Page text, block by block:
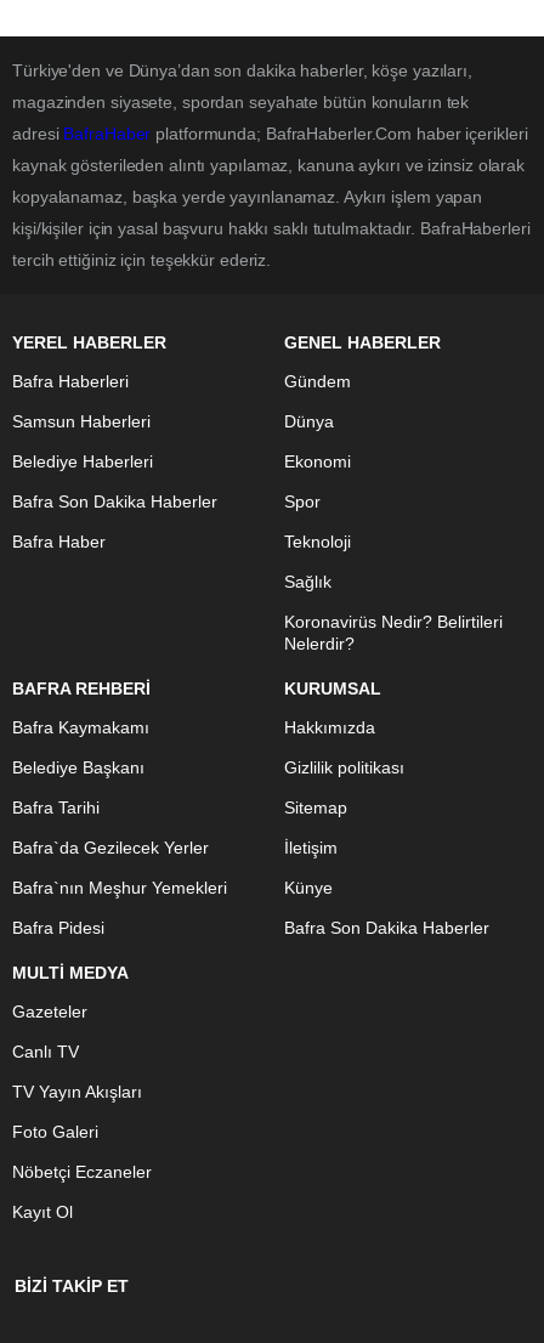
Türkiye'den ve Dünya’dan son dakika haberler, köşe yazıları,
magazinden siyasete, spordan seyahate bütün konuların tek
adresi BafraHaber platformunda; BafraHaberler.Com haber içerikleri
kaynak gösterileden alıntı yapılamaz, kanuna aykırı ve izinsiz olarak
kopyalanamaz, başka yerde yayınlanamaz. Aykırı işlem yapan
kişi/kişiler için yasal başvuru hakkı saklı tutulmaktadır. BafraHaberleri
tercih ettiğiniz için teşekkür ederiz.
YEREL HABERLER
Bafra Haberleri
Samsun Haberleri
Belediye Haberleri
Bafra Son Dakika Haberler
Bafra Haber
GENEL HABERLER
Gündem
Dünya
Ekonomi
Spor
Teknoloji
Sağlık
Koronavirüs Nedir? Belirtileri
Nelerdir?
BAFRA REHBERİ
Bafra Kaymakamı
Belediye Başkanı
Bafra Tarihi
Bafra`da Gezilecek Yerler
Bafra`nın Meşhur Yemekleri
Bafra Pidesi
KURUMSAL
Hakkımızda
Gizlilik politikası
Sitemap
İletişim
Künye
Bafra Son Dakika Haberler
MULTİ MEDYA
Gazeteler
Canlı TV
TV Yayın Akışları
Foto Galeri
Nöbetçi Eczaneler
Kayıt Ol
BİZİ TAKİP ET